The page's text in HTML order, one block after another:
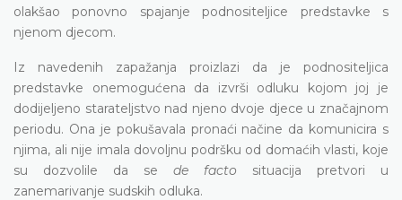
olakšao ponovno spajanje podnositeljice predstavke s
njenom djecom.
Iz navedenih zapažanja proizlazi da je podnositeljica
predstavke onemogućena da izvrši odluku kojom joj je
dodijeljeno starateljstvo nad njeno dvoje djece u značajnom
periodu. Ona je pokušavala pronaći načine da komunicira s
njima, ali nije imala dovoljnu podršku od domaćih vlasti, koje
su dozvolile da se de facto situacija pretvori u
zanemarivanje sudskih odluka.